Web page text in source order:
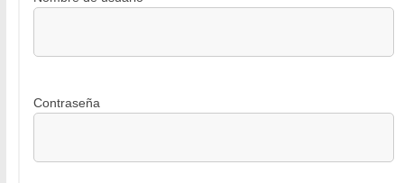
Contraseña